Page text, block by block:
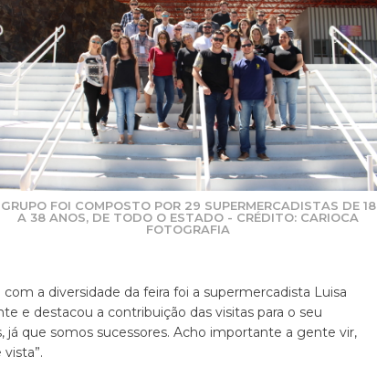
GRUPO FOI COMPOSTO POR 29 SUPERMERCADISTAS DE 18
A 38 ANOS, DE TODO O ESTADO - CRÉDITO: CARIOCA
FOTOGRAFIA
a diversidade da feira foi a supermercadista Luisa
e destacou a contribuição das visitas para o seu
já que somos sucessores. Acho importante a gente vir,